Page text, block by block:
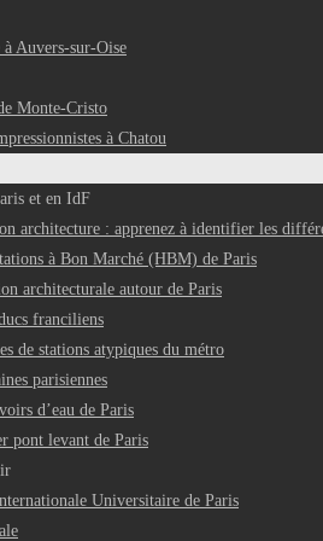
à Auvers-sur-Oise
Monte-Cristo
à Chatou
et en IdF
architecture : apprenez à identifier les
à Bon Marché (HBM) de Paris
architecturale autour de Paris
franciliens
de stations atypiques du métro
parisiennes
d’eau de Paris
pont levant de Paris
Universitaire de Paris